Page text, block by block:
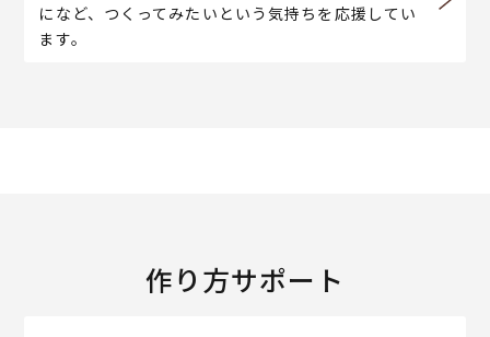
になど、つくってみたいという気持ちを応援してい
ます。
作り方サポート